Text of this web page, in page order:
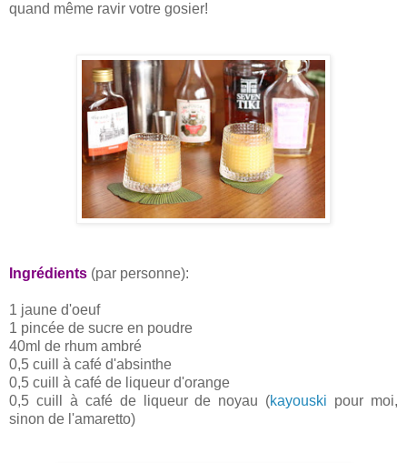
quand même ravir votre gosier!
Ingrédients (par personne):
1 jaune d'oeuf
1 pincée de sucre en poudre
40ml de rhum ambré
0,5 cuill à café d'absinthe
0,5 cuill à café de liqueur d'orange
0,5 cuill à café de liqueur de noyau (kayouski pour moi,
sinon de l'amaretto)